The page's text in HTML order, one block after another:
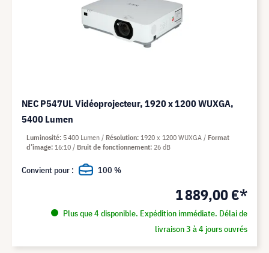
NEC P547UL Vidéoprojecteur, 1920 x 1200 WUXGA,
5400 Lumen
1 889,00 €*
Plus que 4 disponible. Expédition immédiate. Délai de
livraison 3 à 4 jours ouvrés
Luminosité 5 400 Lumen Résolution 1920 x 1200 WUXGA
Format
d’image 16:10 Bruit de fonctionnement 26 dB
Convient pour : 100 %